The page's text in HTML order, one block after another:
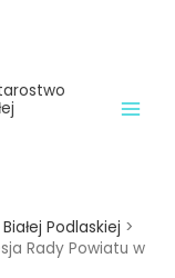
Podlaskiej >
Rady Powiatu w